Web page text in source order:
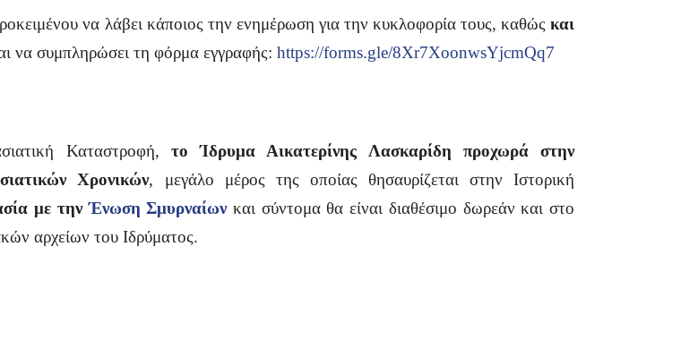
να λάβει κάποιος την ενημέρωση για την κυκλοφορία τους, καθώς και
να συμπληρώσει τη φόρμα εγγραφής: https://forms.gle/8Xr7XoonwsYjcmQq7
Καταστροφή, το Ίδρυμα Αικατερίνης Λασκαρίδη προχωρά στην
Χρονικών, μεγάλο μέρος της οποίας θησαυρίζεται στην Ιστορική
με τηνΈνωση Σμυρναίωνκαι σύντομα θα είναι διαθέσιμο δωρεάν και στο
αρχείων του Ιδρύματος.